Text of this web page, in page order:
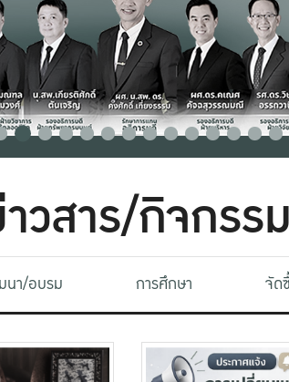
วสาร/กิจกรรม
นา/อบรม การศึกษา จัด